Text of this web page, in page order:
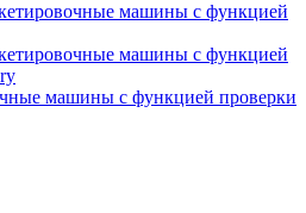
машины с функцией
машины с функцией
машины с функцией проверки